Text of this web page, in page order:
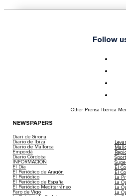
Follow
Other Prensa Ibérica
NEWSPAPERS
Diari de Girona
Diario de Ibiza
Diario de Mallorca
Empordà
Diario Córdoba
INFORMACIÓN
El Día
El Periódico de Aragón
El Periódico
El Periódico de España
El Periódico Mediterráneo
Faro de Vigo
Sport
El
El
La
La
La
La